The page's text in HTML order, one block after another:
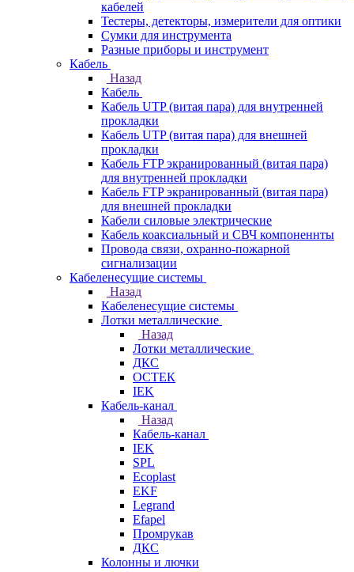
кабелей
Тестеры, детекторы, измерители для оптики
Сумки для инструмента
Разные приборы и инструмент
Кабель
Назад
Кабель
Кабель UTP (витая пара) для внутренней
прокладки
Кабель UTP (витая пара) для внешней
прокладки
Кабель FTP экранированный (витая пара)
для внутренней прокладки
Кабель FTP экранированный (витая пара)
для внешней прокладки
Кабели силовые электрические
Кабель коаксиальный и СВЧ компоненнты
Провода связи, охранно-пожарной
сигнализации
Кабеленесущие системы
Назад
Кабеленесущие системы
Лотки металлические
Назад
Лотки металлические
ДКС
ОСТЕК
IEK
Кабель-канал
Назад
Кабель-канал
IEK
SPL
Ecoplast
EKF
Legrand
Efapel
Промрукав
ДКС
Колонны и лючки